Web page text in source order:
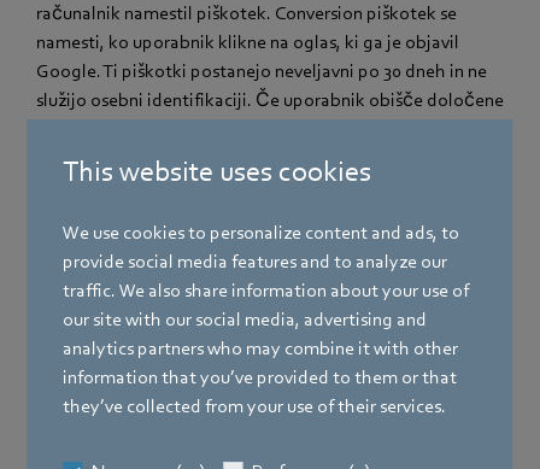
This website uses cookies
We use cookies to personalize content and ads, to
provide social media features and to analyze our
traffic. We also share information about your use of
our site with our social media, advertising and
analytics partners who may combine it with other
information that you’ve provided to them or that
they’ve collected from your use of their services.
računalnik namestil piškotek. Conversion piškotek se
namesti, ko uporabnik klikne na oglas, ki ga je objavil
Google. Ti piškotki postanejo neveljavni po 30 dneh in ne
služijo osebni identifikaciji. Če uporabnik obišče določene
lahko mi in Google ugotovimo, da je uporabnik kliknil
oglas in je bil preusmerjen na to stran. Vsak uporabnik
piškotkov ni mogoče spremljati prek spletnih strani strank
storitev Ads. Informacije, pridobljene s pomočjo
Conversion piškotka, se uporabljajo za pripravo Conversion
statistike za stranke Ads, ki so se odločile za uporabo
"Google Conversion tracking". Stranke so obveščene o
skupnem številu uporabnikov, ki so kliknili njihov oglas in
bili preusmerjeni na stran, opremljeno s "Conversion